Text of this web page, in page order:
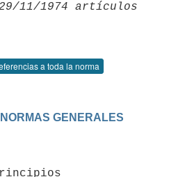
a toda la norma
GENERALES